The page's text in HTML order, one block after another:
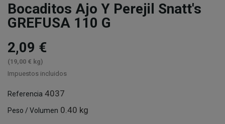
Bocaditos Ajo Y Perejil Snatt's
GREFUSA 110 G
2,09 €
(19,00 € kg)
Impuestos incluidos
Referencia 4037
Peso / Volumen 0.40 kg